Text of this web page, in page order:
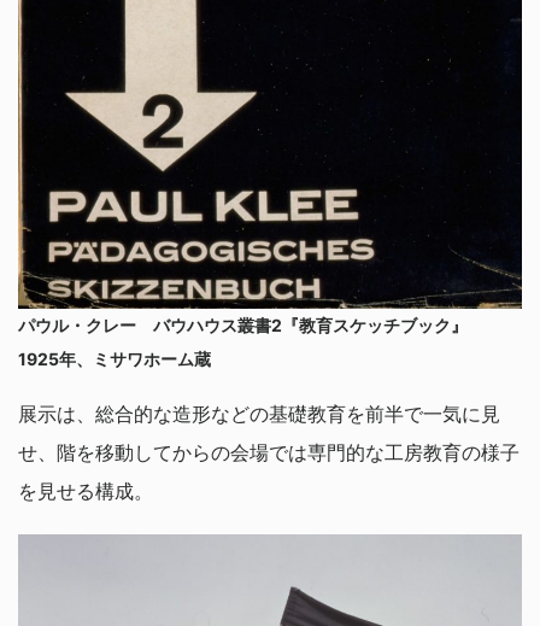
パウル・クレー バウハウス叢書2『教育スケッチブック』
1925年、ミサワホーム蔵
展示は、総合的な造形などの基礎教育を前半で一気に見
せ、階を移動してからの会場では専門的な工房教育の様子
を見せる構成。